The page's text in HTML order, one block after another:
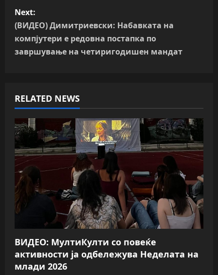
t
n
i
g
a
t
i
o
n
Next:
(ВИДЕО) Димитриевски: Набавката на
компјутери е редовна постапка по
завршување на четиригодишен мандат
RELATED NEWS
ВИДЕО: МултиКулти со повеќе
активности ја одбележува Неделата на
млади 2026